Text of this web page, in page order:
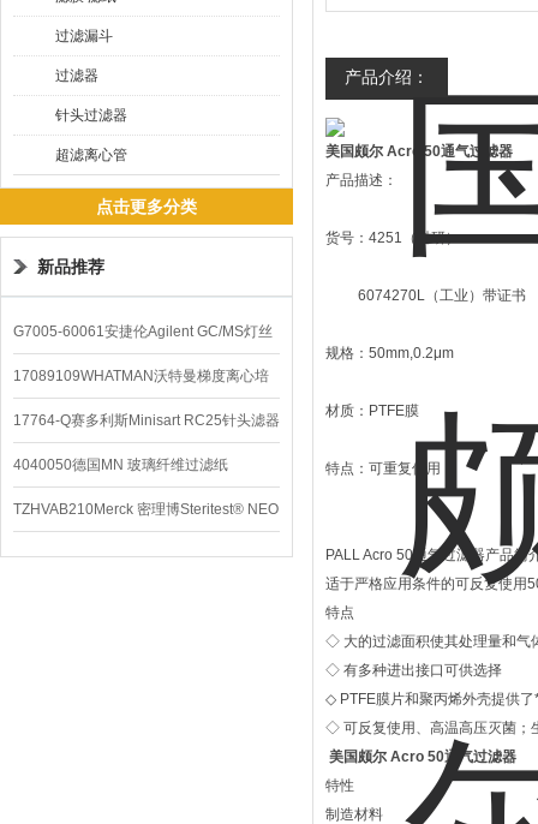
过滤漏斗
过滤器
针头过滤器
超滤离心管
点击更多分类
新品推荐
G7005-60061安捷伦Agilent GC/MS灯丝
配件
17089109WHATMAN沃特曼梯度离心培
养基
17764-Q赛多利斯Minisart RC25针头滤器
4040050德国MN 玻璃纤维过滤纸
TZHVAB210Merck 密理博Steritest® NEO
设备
产品介绍：
美国颇尔 Acro 50通气过滤器
产品描述：
货号：4251（科研）
6074270L（工业）带证书
规格：50mm,0.2μm
材质：PTFE膜
特点：可重复使用
PALL Acro 50通气过滤器产品简
适于严格应用条件的可反复使用
特点
◇ 大的过滤面积使其处理量和气
◇ 有多种进出接口可供选择
◇ PTFE膜片和聚丙烯外壳提供
◇ 可反复使用、高温高压灭菌；
美国颇尔 Acro 50通气过滤器
特性
制造材料